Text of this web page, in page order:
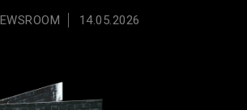
14.05.2026